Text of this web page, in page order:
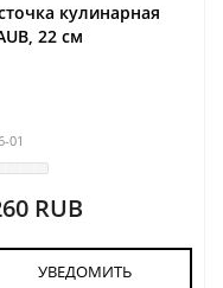
кулинарная
22 см
01
RUB
УВЕДОМИТЬ